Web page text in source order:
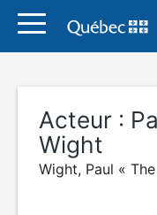
Acteur :
Wight
Wight, Paul «